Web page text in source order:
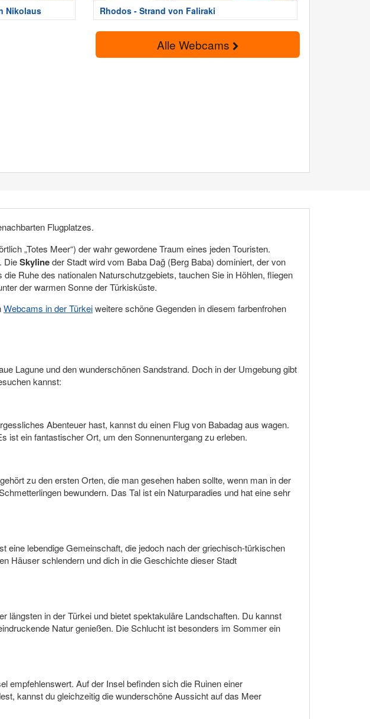
Nikolaus Rhodos - Strand von Faliraki
Alle Webcams
Flugplatzes.
„Totes Meer“) der wahr gewordene Traum eines jeden Touristen.
DieSkylineder Stadt wird vom Baba Dağ (Berg Baba) dominiert, der von
Ruhe des nationalen Naturschutzgebiets, tauchen Sie in Höhlen, fliegen
der warmen Sonne der Türkisküste.
Webcams in der Türkeiweitere schöne Gegenden in diesem farbenfrohen
Lagune und den wunderschönen Sandstrand. Doch in der Umgebung gibt
kannst:
Abenteuer hast, kannst du einen Flug von Babadag aus wagen.
ist ein fantastischer Ort, um den Sonnenuntergang zu erleben.
zu den ersten Orten, die man gesehen haben sollte, wenn man in der
bewundern. Das Tal ist ein Naturparadies und hat eine sehr
eine lebendige Gemeinschaft, die jedoch nach der griechisch-türkischen
Häuser schlendern und dich in die Geschichte dieser Stadt
längsten in der Türkei und bietet spektakuläre Landschaften. Du kannst
Natur genießen. Die Schlucht ist besonders im Sommer ein
empfehlenswert. Auf der Insel befinden sich die Ruinen einer
kannst du gleichzeitig die wunderschöne Aussicht auf das Meer